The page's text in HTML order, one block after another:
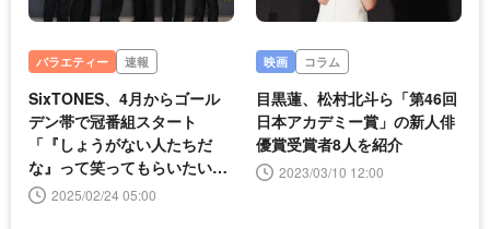
バラエティー 速報
SixTONES、4月からゴール
デン帯で冠番組スタート
「『しょうがない人たちだ
な』って笑ってもらいたい」
＜Golden SixTONES＞
2025/02/24 05:00
映画 コラム
目黒蓮、松村北斗ら「第46回
日本アカデミー賞」の新人俳
優賞受賞者8人を紹介
2023/03/10 12:00